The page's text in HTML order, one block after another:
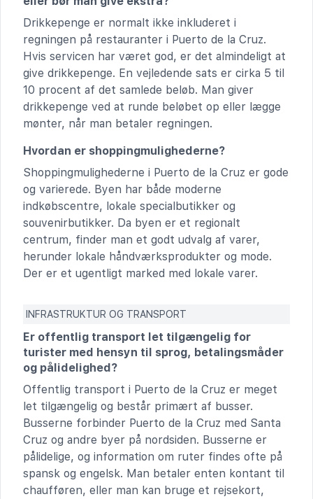
Drikkepenge er normalt ikke inkluderet i
regningen på restauranter i Puerto de la Cruz.
Hvis servicen har været god, er det almindeligt at
give drikkepenge. En vejledende sats er cirka 5 til
10 procent af det samlede beløb. Man giver
drikkepenge ved at runde beløbet op eller lægge
mønter, når man betaler regningen.
Hvordan er shoppingmulighederne?
Shoppingmulighederne i Puerto de la Cruz er gode
og varierede. Byen har både moderne
indkøbscentre, lokale specialbutikker og
souvenirbutikker. Da byen er et regionalt
centrum, finder man et godt udvalg af varer,
herunder lokale håndværksprodukter og mode.
Der er et ugentligt marked med lokale varer.
INFRASTRUKTUR OG TRANSPORT
Er offentlig transport let tilgængelig for
turister med hensyn til sprog, betalingsmåder
og pålidelighed?
Offentlig transport i Puerto de la Cruz er meget
let tilgængelig og består primært af busser.
Busserne forbinder Puerto de la Cruz med Santa
Cruz og andre byer på nordsiden. Busserne er
pålidelige, og information om ruter findes ofte på
spansk og engelsk. Man betaler enten kontant til
chaufføren, eller man kan bruge et rejsekort,